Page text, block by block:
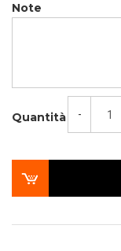
Note
Quantità -